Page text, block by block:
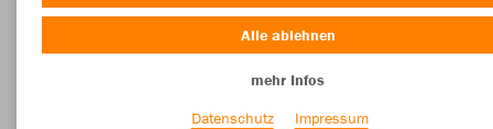
Alle ablehnen
mehr Infos
Datenschutz
Impressum